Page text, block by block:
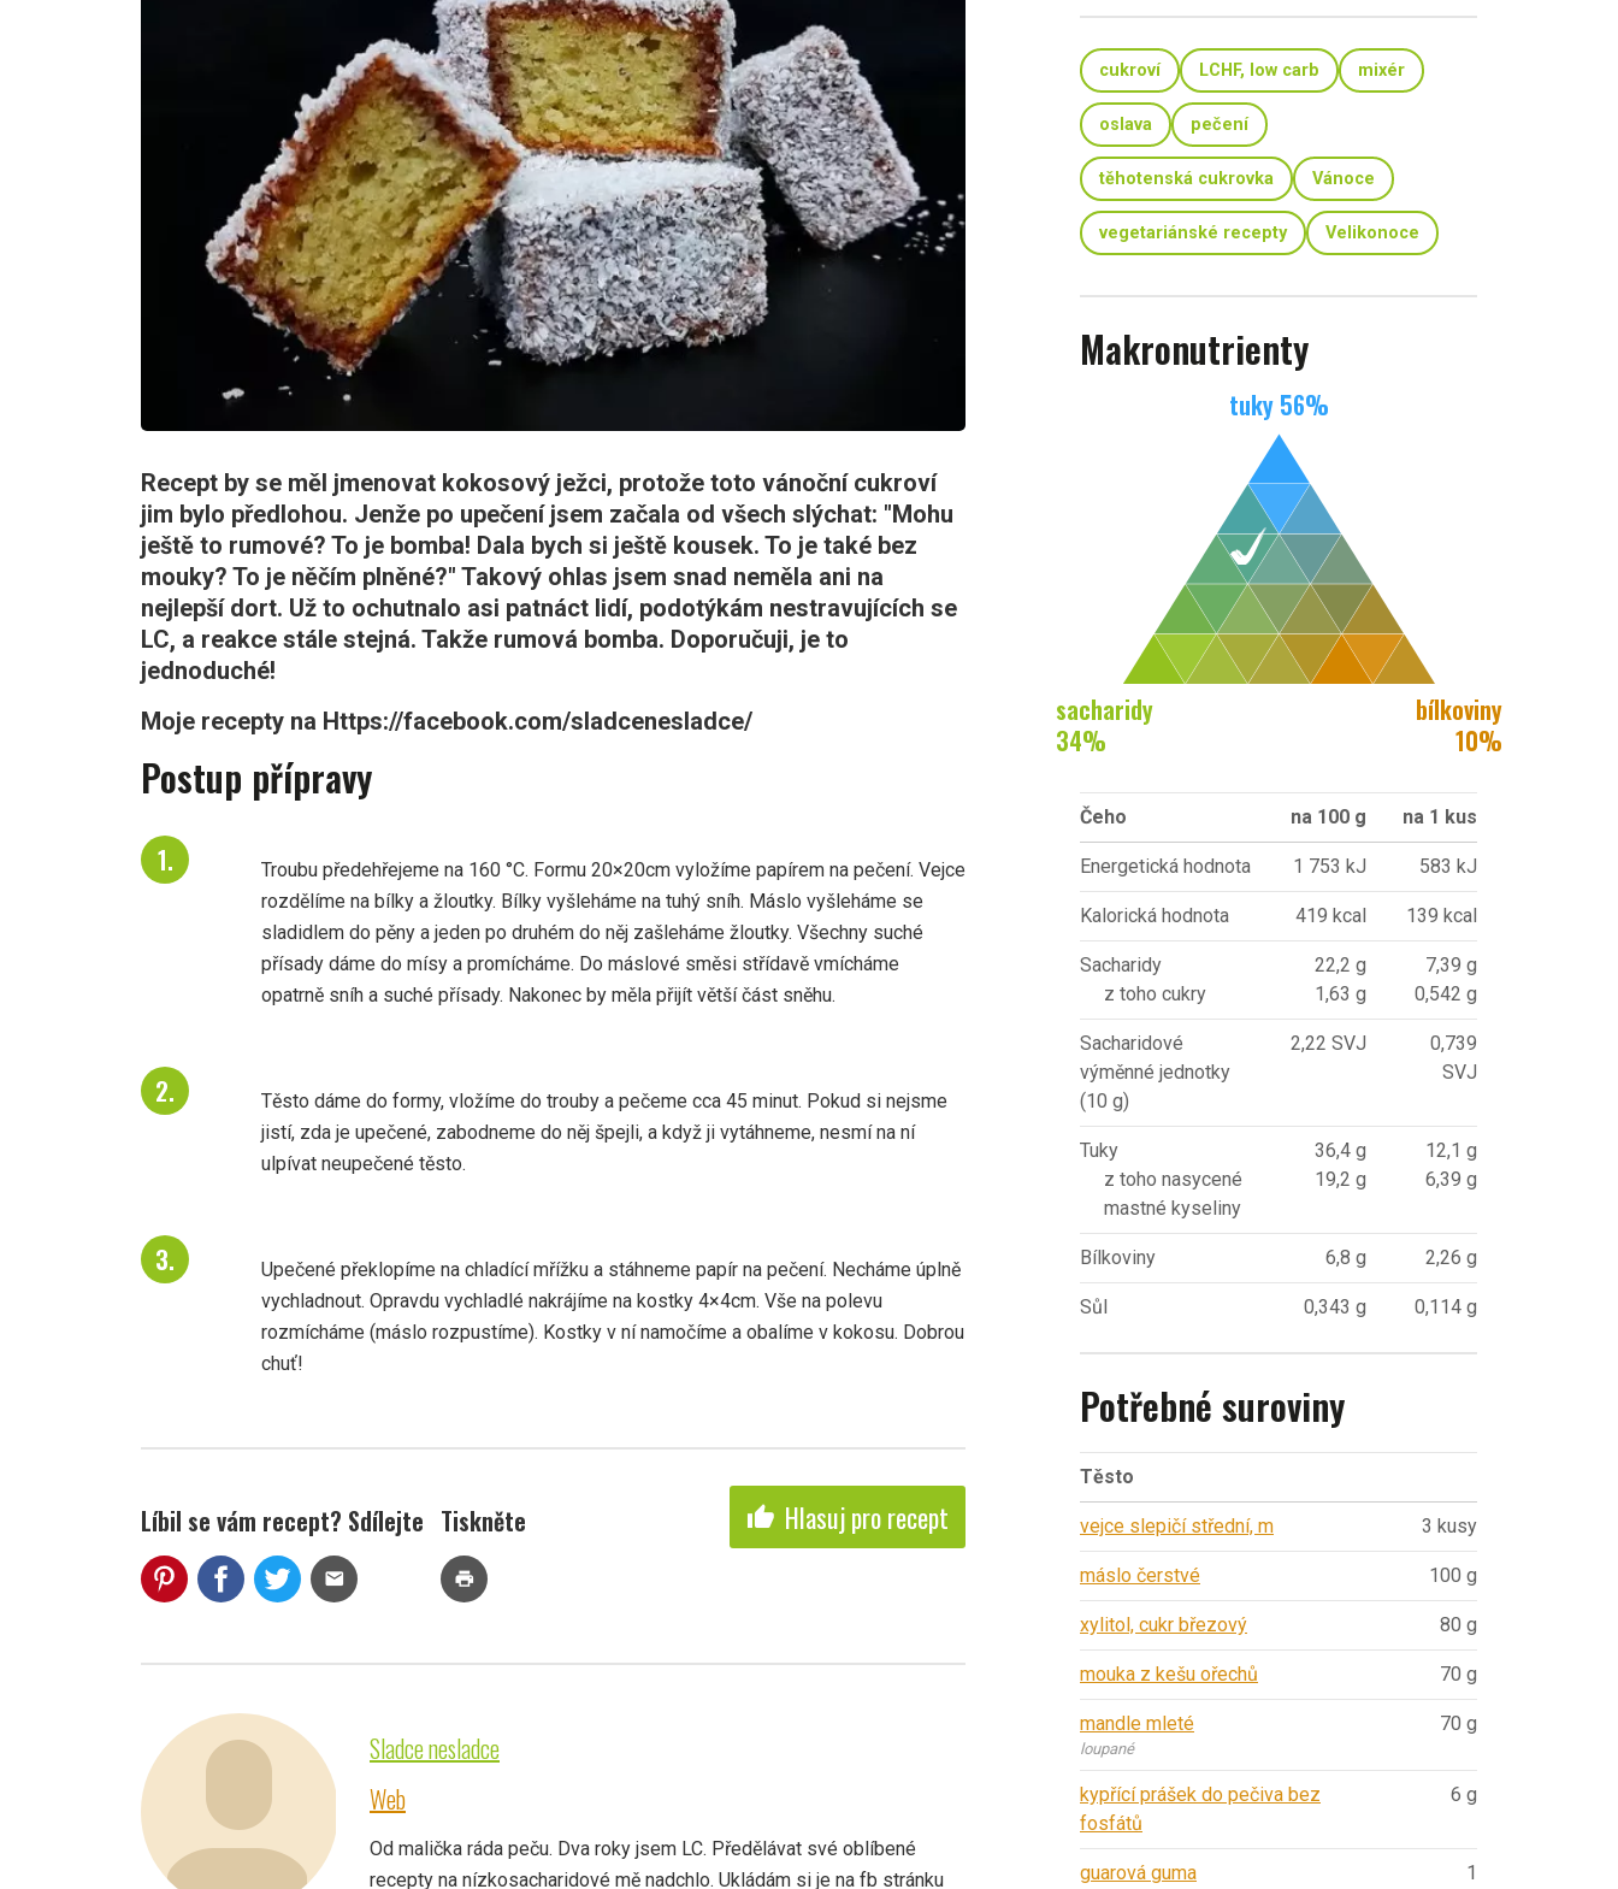
Recept by se měl jmenovat kokosový ježci, protože toto vánoční cukroví
jim bylo předlohou. Jenže po upečení jsem začala od všech slýchat: "Mohu
ještě to rumové? To je bomba! Dala bych si ještě kousek. To je také bez
mouky? To je něčím plněné?" Takový ohlas jsem snad neměla ani na
nejlepší dort. Už to ochutnalo asi patnáct lidí, podotýkám nestravujících se
LC, a reakce stále stejná. Takže rumová bomba. Doporučuji, je to
jednoduché!
Moje recepty na Https://facebook.com/sladcenesladce/
Postup přípravy
Troubu předehřejeme na 160 °C. Formu 20×20cm vyložíme papírem na pečení. Vejce
rozdělíme na bílky a žloutky. Bílky vyšleháme na tuhý sníh. Máslo vyšleháme se
sladidlem do pěny a jeden po druhém do něj zašleháme žloutky. Všechny suché
přísady dáme do mísy a promícháme. Do máslové směsi střídavě vmícháme
opatrně sníh a suché přísady. Nakonec by měla přijít větší část sněhu.
Těsto dáme do formy, vložíme do trouby a pečeme cca 45 minut. Pokud si nejsme
jistí, zda je upečené, zabodneme do něj špejli, a když ji vytáhneme, nesmí na ní
ulpívat neupečené těsto.
Upečené překlopíme na chladící mřížku a stáhneme papír na pečení. Necháme úplně
vychladnout. Opravdu vychladlé nakrájíme na kostky 4×4cm. Vše na polevu
rozmícháme (máslo rozpustíme). Kostky v ní namočíme a obalíme v kokosu. Dobrou
chuť!
Líbil se vám recept? Sdílejte
mail
Tiskněte
print
thumb_up Hlasuj pro recept
Sladce nesladce
Web
Od malička ráda peču. Dva roky jsem LC. Předělávat své oblíbené
recepty na nízkosacharidové mě nadchlo. Ukládám si je na fb stránku
cukroví LCHF, low carb mixér
oslava pečení
těhotenská cukrovka Vánoce
vegetariánské recepty Velikonoce
Makronutrienty
tuky 56%
sacharidy
34%
bílkoviny
10%
Čeho na 100 g na 1 kus
Energetická hodnota 1 753 kJ 583 kJ
Kalorická hodnota 419 kcal 139 kcal
Sacharidy
z toho cukry
22,2 g
1,63 g
7,39 g
0,542 g
Sacharidové
výměnné jednotky
(10 g)
2,22 SVJ
0,739
SVJ
Tuky
z toho nasycené
mastné kyseliny
36,4 g
19,2 g
12,1 g
6,39 g
Bílkoviny 6,8 g 2,26 g
Sůl 0,343 g 0,114 g
Potřebné suroviny
Těsto
vejce slepičí střední, m 3 kusy
máslo čerstvé 100 g
xylitol, cukr březový 80 g
mouka z kešu ořechů 70 g
mandle mleté
loupané
70 g
kypřící prášek do pečiva bez
fosfátů
6 g
guarová guma
1